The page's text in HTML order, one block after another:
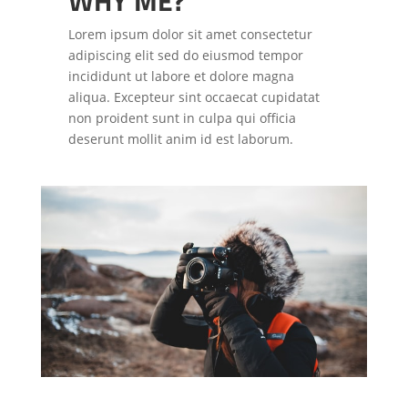
Lorem ipsum dolor sit amet consectetur
adipiscing elit sed do eiusmod tempor
incididunt ut labore et dolore magna
aliqua. Excepteur sint occaecat cupidatat
non proident sunt in culpa qui officia
deserunt mollit anim id est laborum.